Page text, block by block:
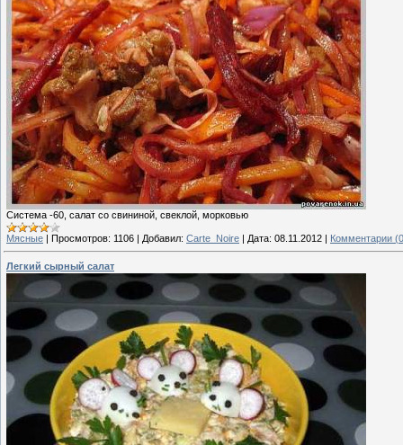
Система -60, салат со свининой, свеклой, морковью
Мясные | Просмотров: 1106 | Добавил: Carte_Noire | Дата: 08.11.2012 | Комментарии
Легкий сырный салат